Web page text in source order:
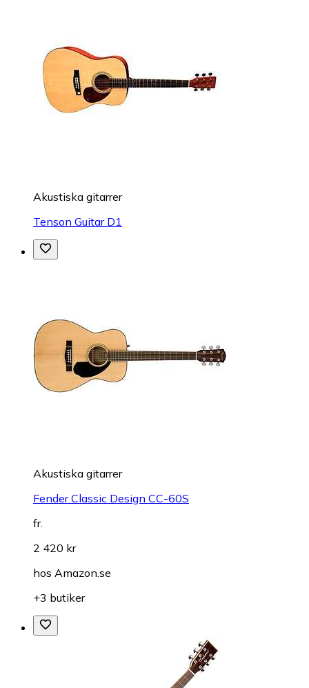
Akustiska gitarrer
Tenson Guitar D1
Akustiska gitarrer
Fender Classic Design CC-60S
fr.
2 420 kr
hos Amazon.se
+3 butiker